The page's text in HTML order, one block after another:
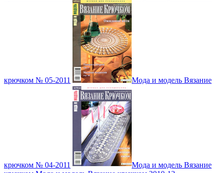
крючком № 05-2011 Мода и модель Вязание
крючком № 04-2011
Мода и модель Вязание